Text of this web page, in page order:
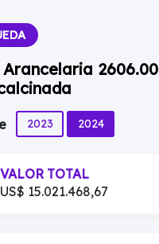
2023 2024
VALOR TOTAL
US$ 15.021.468,67